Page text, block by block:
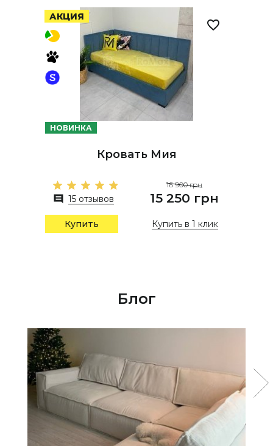
АКЦИЯ
НОВИНКА
Кровать Мия
15 отзывов
16 900 грн
15 250 грн
Купить Купить в 1 клик
Блог